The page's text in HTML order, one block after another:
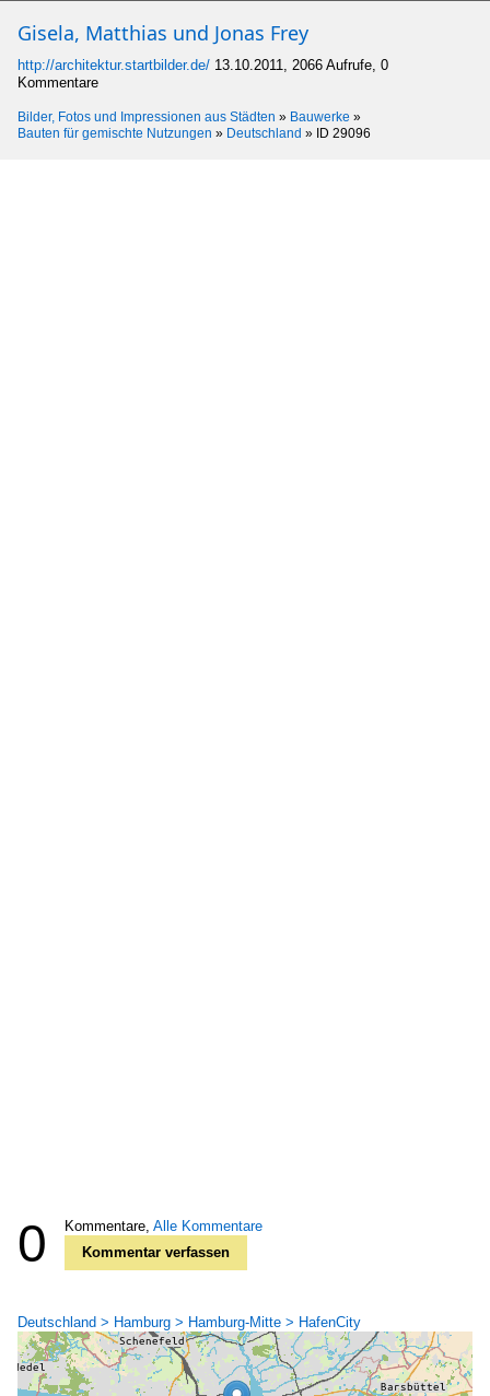
Gisela, Matthias und Jonas Frey
http://architektur.startbilder.de/ 13.10.2011, 2066 Aufrufe, 0
Kommentare
Bilder, Fotos und Impressionen aus Städten » Bauwerke »
Bauten für gemischte Nutzungen » Deutschland » ID 29096
0 Kommentare, Alle Kommentare
Kommentar verfassen
Deutschland > Hamburg > Hamburg-Mitte > HafenCity